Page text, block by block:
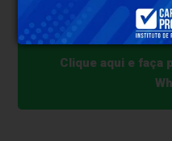
Clique aqui e faça